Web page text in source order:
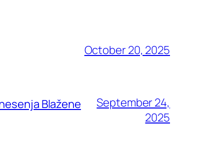
October 20, 2025
Blažene
September 24,
2025